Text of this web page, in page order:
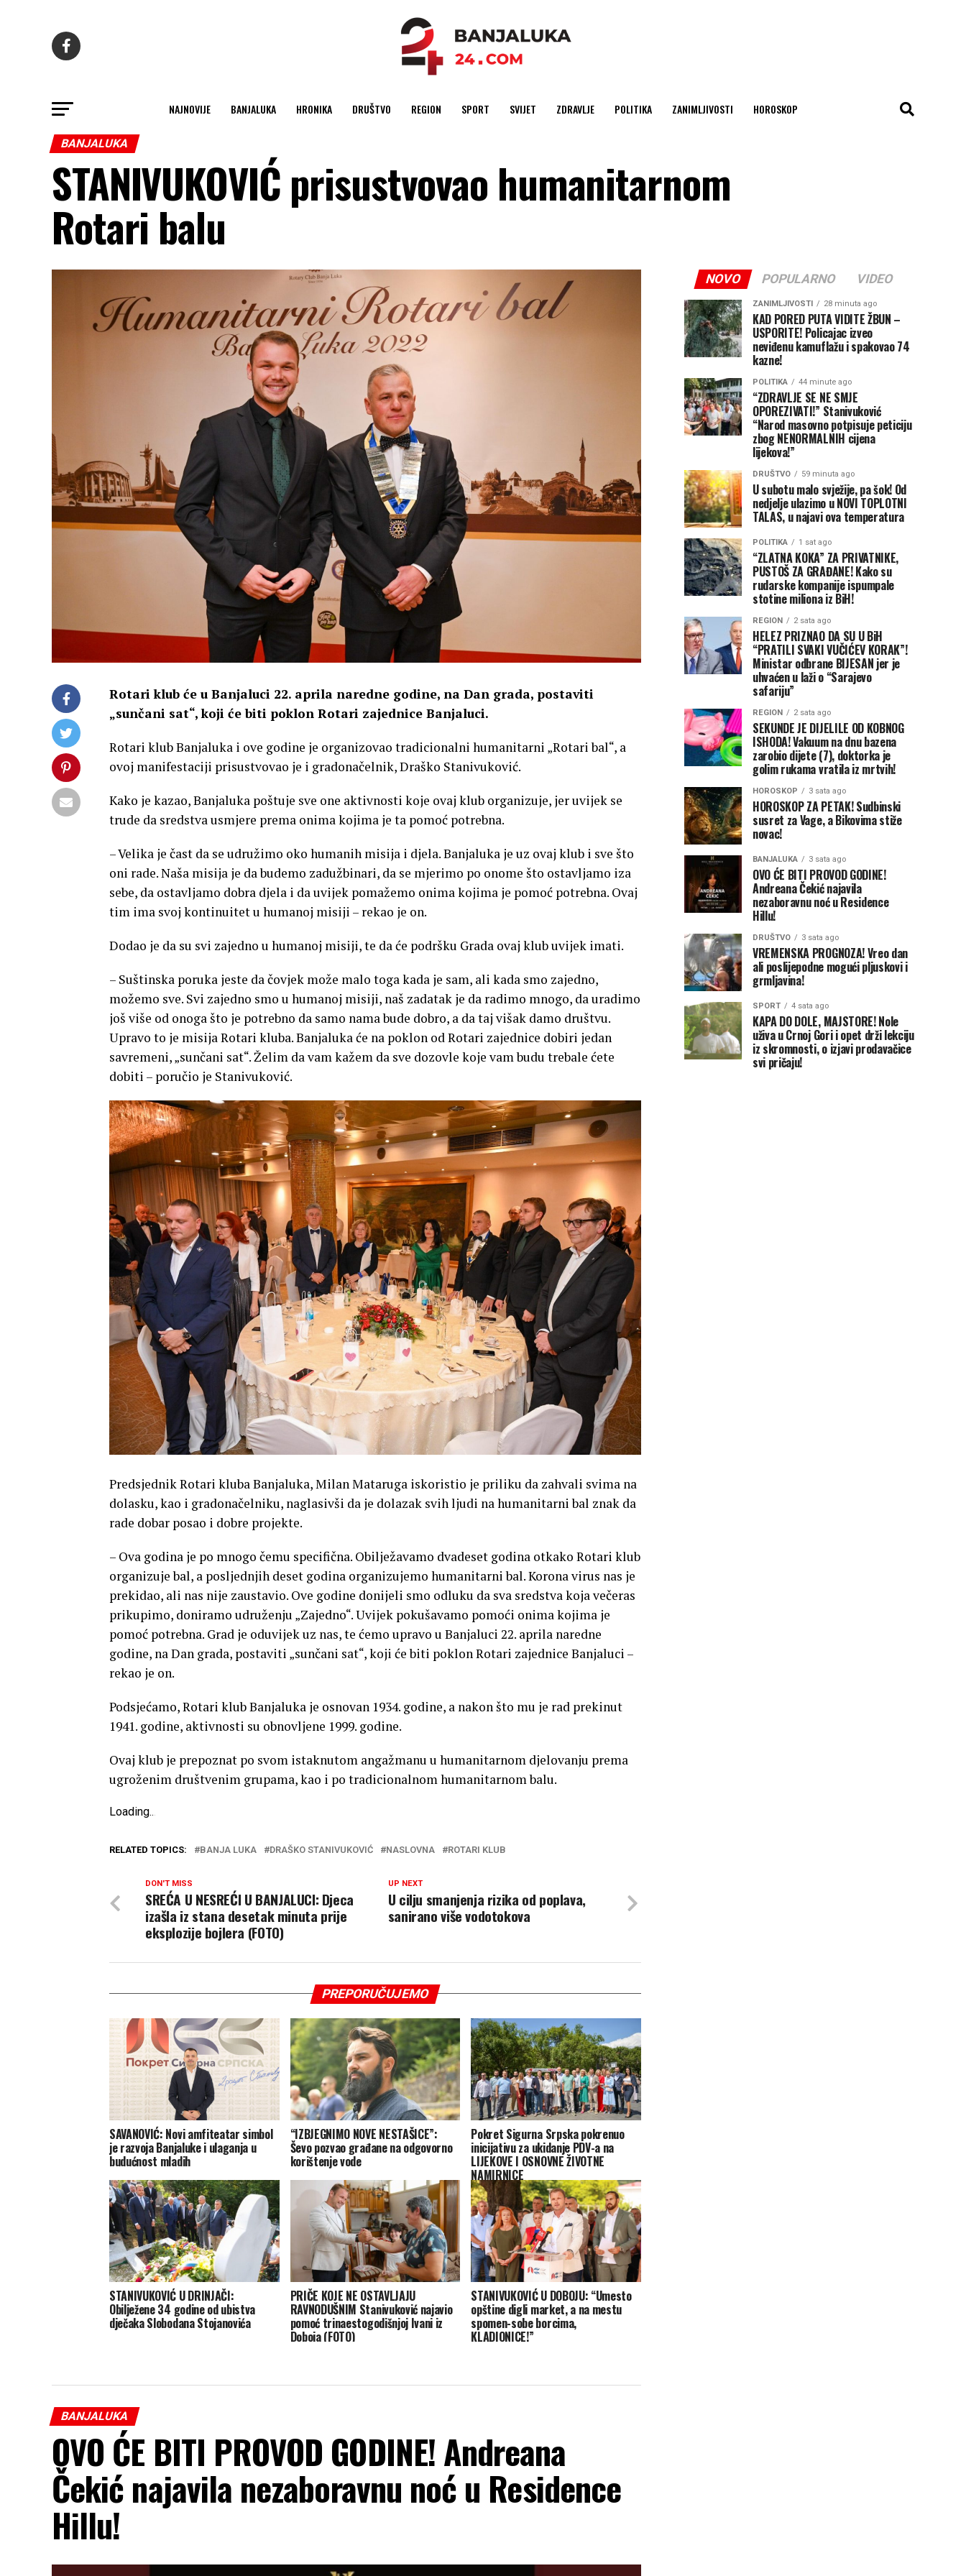
NAJNOVIJE BANJALUKA HRONIKA DRUŠTVO REGION SPORT SVIJET ZDRAVLJE POLITIKA ZANIMLJIVOSTI HOROSKOP
BANJALUKA
STANIVUKOVIĆ prisustvovao humanitarnom
Rotari balu
Rotari klub će u Banjaluci 22. aprila naredne godine, na Dan grada, postaviti
„sunčani sat“, koji će biti poklon Rotari zajednice Banjaluci.
Rotari klub Banjaluka i ove godine je organizovao tradicionalni humanitarni „Rotari bal“, a
ovoj manifestaciji prisustvovao je i gradonačelnik, Draško Stanivuković.
Kako je kazao, Banjaluka poštuje sve one aktivnosti koje ovaj klub organizuje, jer uvijek se
trude da sredstva usmjere prema onima kojima je ta pomoć potrebna.
– Velika je čast da se udružimo oko humanih misija i djela. Banjaluka je uz ovaj klub i sve što
oni rade. Naša misija je da budemo zadužbinari, da se mjerimo po onome što ostavljamo iza
sebe, da ostavljamo dobra djela i da uvijek pomažemo onima kojima je pomoć potrebna. Ovaj
tim ima svoj kontinuitet u humanoj misiji – rekao je on.
Dodao je da su svi zajedno u humanoj misiji, te da će podršku Grada ovaj klub uvijek imati.
– Suštinska poruka jeste da čovjek može malo toga kada je sam, ali kada smo zajedno,
možemo sve. Svi zajedno smo u humanoj misiji, naš zadatak je da radimo mnogo, da uradimo
još više od onoga što je potrebno da samo nama bude dobro, a da taj višak damo društvu.
Upravo to je misija Rotari kluba. Banjaluka će na poklon od Rotari zajednice dobiri jedan
savremeni, „sunčani sat“. Želim da vam kažem da sve dozovle koje vam budu trebale ćete
dobiti – poručio je Stanivuković.
Predsjednik Rotari kluba Banjaluka, Milan Mataruga iskoristio je priliku da zahvali svima na
dolasku, kao i gradonačelniku, naglasivši da je dolazak svih ljudi na humanitarni bal znak da
rade dobar posao i dobre projekte.
– Ova godina je po mnogo čemu specifična. Obilježavamo dvadeset godina otkako Rotari klub
organizuje bal, a posljednjih deset godina organizujemo humanitarni bal. Korona virus nas je
prekidao, ali nas nije zaustavio. Ove godine donijeli smo odluku da sva sredstva koja večeras
prikupimo, doniramo udruženju „Zajedno“. Uvijek pokušavamo pomoći onima kojima je
pomoć potrebna. Grad je oduvijek uz nas, te ćemo upravo u Banjaluci 22. aprila naredne
godine, na Dan grada, postaviti „sunčani sat“, koji će biti poklon Rotari zajednice Banjaluci –
rekao je on.
Podsjećamo, Rotari klub Banjaluka je osnovan 1934. godine, a nakon što mu je rad prekinut
1941. godine, aktivnosti su obnovljene 1999. godine.
Ovaj klub je prepoznat po svom istaknutom angažmanu u humanitarnom djelovanju prema
ugroženim društvenim grupama, kao i po tradicionalnom humanitarnom balu.
Loading...
RELATED TOPICS: BANJA LUKA DRAŠKO STANIVUKOVIĆ NASLOVNA ROTARI KLUB
UP NEXT
U cilju smanjenja rizika od poplava,
sanirano više vodotokova
DON'T MISS
SREĆA U NESREĆI U BANJALUCI: Djeca
izašla iz stana desetak minuta prije
eksplozije bojlera (FOTO)
PREPORUČUJEMO
SAVANOVIĆ: Novi amfiteatar simbol
je razvoja Banjaluke i ulaganja u
budućnost mladih
“IZBJEGNIMO NOVE NESTAŠICE”:
Ševo pozvao građane na odgovorno
korištenje vode
Pokret Sigurna Srpska pokrenuo
inicijativu za ukidanje PDV-a na
LIJEKOVE I OSNOVNE ŽIVOTNE
NAMIRNICE
STANIVUKOVIĆ U DRINJAČI:
Obilježene 34 godine od ubistva
dječaka Slobodana Stojanovića
PRIČE KOJE NE OSTAVLJAJU
RAVNODUŠNIM Stanivuković najavio
pomoć trinaestogodišnjoj Ivani iz
Doboja (FOTO)
STANIVUKOVIĆ U DOBOJU: “Umesto
opštine digli market, a na mestu
spomen-sobe borcima,
KLADIONICE!”
BANJALUKA
OVO ĆE BITI PROVOD GODINE! Andreana
Čekić najavila nezaboravnu noć u Residence
Hillu!
NOVO POPULARNO VIDEO
ZANIMLJIVOSTI 28 minuta ago
KAD PORED PUTA VIDITE ŽBUN –
USPORITE! Policajac izveo
neviđenu kamuflažu i spakovao 74
kazne!
POLITIKA 44 minute ago
“ZDRAVLJE SE NE SMJE
OPOREZIVATI!” Stanivuković
“Narod masovno potpisuje peticiju
zbog NENORMALNIH cijena
lijekova!”
DRUŠTVO 59 minuta ago
U subotu malo svježije, pa šok! Od
nedjelje ulazimo u NOVI TOPLOTNI
TALAS, u najavi ova temperatura
POLITIKA 1 sat ago
“ZLATNA KOKA” ZA PRIVATNIKE,
PUSTOŠ ZA GRAĐANE! Kako su
rudarske kompanije ispumpale
stotine miliona iz BiH!
REGION 2 sata ago
HELEZ PRIZNAO DA SU U BiH
“PRATILI SVAKI VUČIĆEV KORAK”!
Ministar odbrane BIJESAN jer je
uhvaćen u laži o “Sarajevo
safariju”
REGION 2 sata ago
SEKUNDE JE DIJELILE OD KOBNOG
ISHODA! Vakuum na dnu bazena
zarobio dijete (7), doktorka je
golim rukama vratila iz mrtvih!
HOROSKOP 3 sata ago
HOROSKOP ZA PETAK! Sudbinski
susret za Vage, a Bikovima stiže
novac!
BANJALUKA 3 sata ago
OVO ĆE BITI PROVOD GODINE!
Andreana Čekić najavila
nezaboravnu noć u Residence
Hillu!
DRUŠTVO 3 sata ago
VREMENSKA PROGNOZA! Vreo dan
ali poslijepodne mogući pljuskovi i
grmljavina!
SPORT 4 sata ago
KAPA DO DOLE, MAJSTORE! Nole
uživa u Crnoj Gori i opet drži lekciju
iz skromnosti, o izjavi prodavačice
svi pričaju!